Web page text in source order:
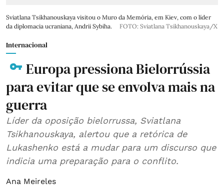
Sviatlana Tsikhanouskaya visitou o Muro da Memória, em Kiev, com o líder
da diplomacia ucraniana, Andrii Sybiha.
FOTO: Sviatlana Tsikhanouskaya/X
Internacional
Europa pressiona Bielorrússia
para evitar que se envolva mais na
guerra
Líder da oposição bielorrussa, Sviatlana
Tsikhanouskaya, alertou que a retórica de
Lukashenko está a mudar para um discurso que
indicia uma preparação para o conflito.
Ana Meireles